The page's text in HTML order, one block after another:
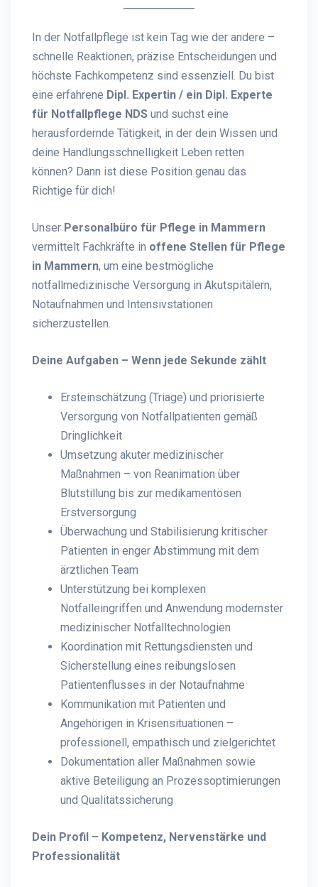
In der Notfallpflege ist kein Tag wie der andere –
schnelle Reaktionen, präzise Entscheidungen und
höchste Fachkompetenz sind essenziell. Du bist
eine erfahrene Dipl. Expertin / ein Dipl. Experte
für Notfallpflege NDS und suchst eine
herausfordernde Tätigkeit, in der dein Wissen und
deine Handlungsschnelligkeit Leben retten
können? Dann ist diese Position genau das
Richtige für dich!
Unser Personalbüro für Pflege in Mammern
vermittelt Fachkräfte in offene Stellen für Pflege
in Mammern, um eine bestmögliche
notfallmedizinische Versorgung in Akutspitälern,
Notaufnahmen und Intensivstationen
sicherzustellen.
Deine Aufgaben – Wenn jede Sekunde zählt
Ersteinschätzung (Triage) und priorisierte
Versorgung von Notfallpatienten gemäß
Dringlichkeit
Umsetzung akuter medizinischer
Maßnahmen – von Reanimation über
Blutstillung bis zur medikamentösen
Erstversorgung
Überwachung und Stabilisierung kritischer
Patienten in enger Abstimmung mit dem
ärztlichen Team
Unterstützung bei komplexen
Notfalleingriffen und Anwendung modernster
medizinischer Notfalltechnologien
Koordination mit Rettungsdiensten und
Sicherstellung eines reibungslosen
Patientenflusses in der Notaufnahme
Kommunikation mit Patienten und
Angehörigen in Krisensituationen –
professionell, empathisch und zielgerichtet
Dokumentation aller Maßnahmen sowie
aktive Beteiligung an Prozessoptimierungen
und Qualitätssicherung
Dein Profil – Kompetenz, Nervenstärke und
Professionalität